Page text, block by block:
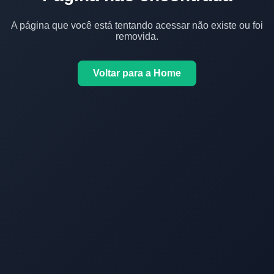
A página que você está tentando acessar não existe ou foi
removida.
Voltar para a Home